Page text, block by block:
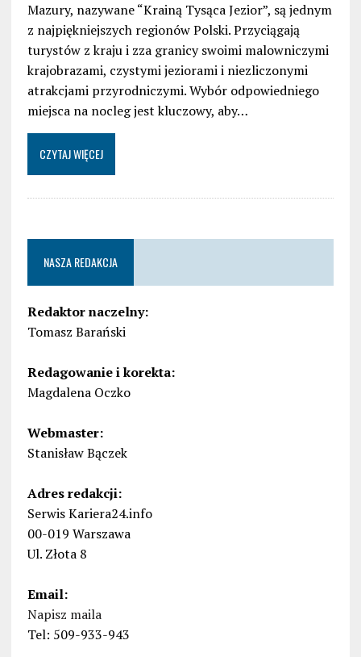
Mazury, nazywane “Krainą Tysąca Jezior”, są jednym
z najpiękniejszych regionów Polski. Przyciągają
turystów z kraju i zza granicy swoimi malowniczymi
krajobrazami, czystymi jeziorami i niezliczonymi
atrakcjami przyrodniczymi. Wybór odpowiedniego
miejsca na nocleg jest kluczowy, aby…
CZYTAJ WIĘCEJ
NASZA REDAKCJA
Redaktor naczelny:
Tomasz Barański
Redagowanie i korekta:
Magdalena Oczko
Webmaster:
Stanisław Bączek
Adres redakcji:
Serwis Kariera24.info
00-019 Warszawa
Ul. Złota 8
Email:
Napisz maila
Tel: 509-933-943